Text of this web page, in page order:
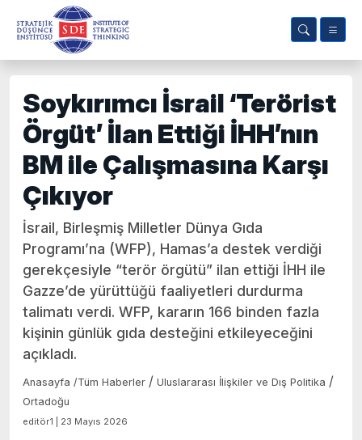
Soykırımcı İsrail ‘Terörist
Örgüt’ İlan Ettiği İHH’nın
BM ile Çalışmasına Karşı
Çıkıyor
İsrail, Birleşmiş Milletler Dünya Gıda
Programı’na (WFP), Hamas’a destek verdiği
gerekçesiyle “terör örgütü” ilan ettiği İHH ile
Gazze’de yürüttüğü faaliyetleri durdurma
talimatı verdi. WFP, kararın 166 binden fazla
kişinin günlük gıda desteğini etkileyeceğini
açıkladı.
Anasayfa /Tüm Haberler / Uluslararası İlişkiler ve Dış Politika /
Ortadoğu
editör1 | 23 Mayıs 2026